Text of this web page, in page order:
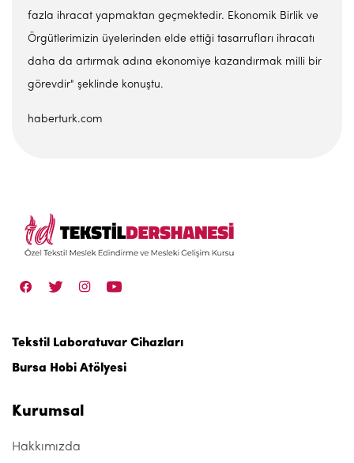
fazla ihracat yapmaktan geçmektedir. Ekonomik Birlik ve
Örgütlerimizin üyelerinden elde ettiği tasarrufları ihracatı
daha da artırmak adına ekonomiye kazandırmak milli bir
görevdir" şeklinde konuştu.
haberturk.com
Tekstil Laboratuvar Cihazları
Bursa Hobi Atölyesi
Kurumsal
Hakkımızda